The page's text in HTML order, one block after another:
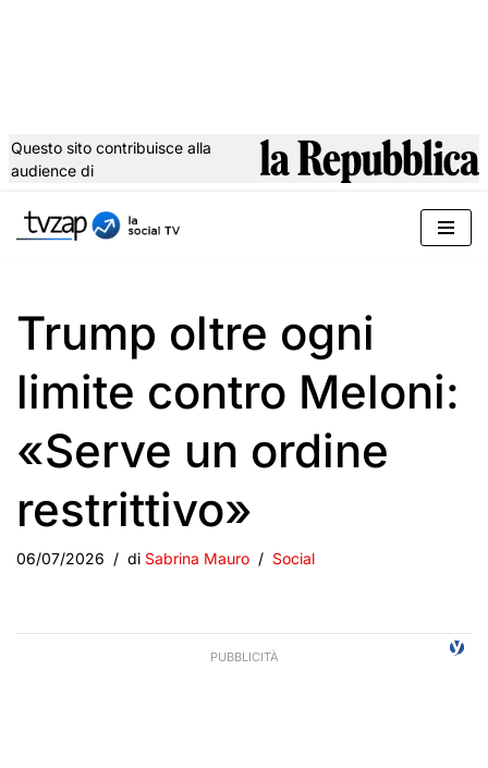
al
Questo sito contribuisce alla
audience di
Trump oltre ogni
limite contro Meloni:
«Serve un ordine
restrittivo»
06/07/2026 di Sabrina Mauro Social